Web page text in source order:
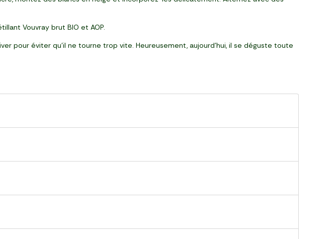
Vouvray brut BIO et AOP.
pour éviter qu’il ne tourne trop vite. Heureusement, aujourd’hui, il se déguste toute